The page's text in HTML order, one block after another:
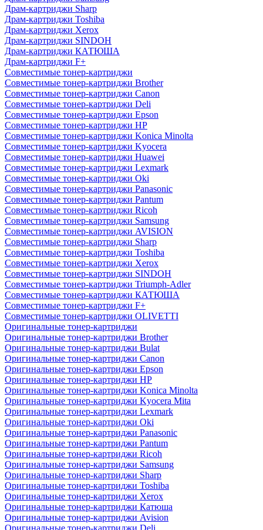
Драм-картриджи Sharp
Драм-картриджи Toshiba
Драм-картриджи Xerox
Драм-картриджи SINDOH
Драм-картриджи КАТЮША
Драм-картриджи F+
Совместимые тонер-картриджи
Совместимые тонер-картриджи Brother
Совместимые тонер-картриджи Canon
Совместимые тонер-картриджи Deli
Совместимые тонер-картриджи Epson
Совместимые тонер-картриджи HP
Совместимые тонер-картриджи Konica Minolta
Совместимые тонер-картриджи Kyocera
Совместимые тонер-картриджи Huawei
Совместимые тонер-картриджи Lexmark
Совместимые тонер-картриджи Oki
Совместимые тонер-картриджи Panasonic
Совместимые тонер-картриджи Pantum
Совместимые тонер-картриджи Ricoh
Совместимые тонер-картриджи Samsung
Совместимые тонер-картриджи AVISION
Совместимые тонер-картриджи Sharp
Совместимые тонер-картриджи Toshiba
Совместимые тонер-картриджи Xerox
Совместимые тонер-картриджи SINDOH
Совместимые тонер-картриджи Triumph-Adler
Совместимые тонер-картриджи КАТЮША
Совместимые тонер-картриджи F+
Совместимые тонер-картриджи OLIVETTI
Оригинальные тонер-картриджи
Оригинальные тонер-картриджи Brother
Оригинальные тонер-картриджи Bulat
Оригинальные тонер-картриджи Canon
Оригинальные тонер-картриджи Epson
Оригинальные тонер-картриджи HP
Оригинальные тонер-картриджи Konica Minolta
Оригинальные тонер-картриджи Kyocera Mita
Оригинальные тонер-картриджи Lexmark
Оригинальные тонер-картриджи Oki
Оригинальные тонер-картриджи Panasonic
Оригинальные тонер-картриджи Pantum
Оригинальные тонер-картриджи Ricoh
Оригинальные тонер-картриджи Samsung
Оригинальные тонер-картриджи Sharp
Оригинальные тонер-картриджи Toshiba
Оригинальные тонер-картриджи Xerox
Оригинальные тонер-картриджи Катюша
Оригинальные тонер-картриджи Avision
Оригинальные тонер-картриджи Deli